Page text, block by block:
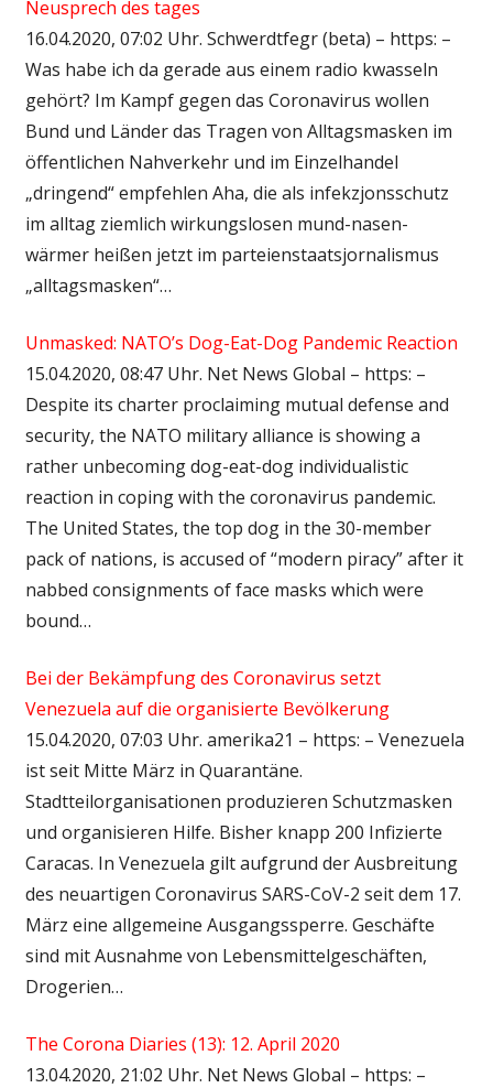
Neusprech des tages
16.04.2020, 07:02 Uhr. Schwerdtfegr (beta) – https: –
Was habe ich da gerade aus einem radio kwasseln
gehört? Im Kampf gegen das Coronavirus wollen
Bund und Länder das Tragen von Alltagsmasken im
öffentlichen Nahverkehr und im Einzelhandel
„dringend“ empfehlen Aha, die als infekzjonsschutz
im alltag ziemlich wirkungslosen mund-nasen-
wärmer heißen jetzt im parteienstaatsjornalismus
„alltagsmasken“…
Unmasked: NATO’s Dog-Eat-Dog Pandemic Reaction
15.04.2020, 08:47 Uhr. Net News Global – https: –
Despite its charter proclaiming mutual defense and
security, the NATO military alliance is showing a
rather unbecoming dog-eat-dog individualistic
reaction in coping with the coronavirus pandemic.
The United States, the top dog in the 30-member
pack of nations, is accused of “modern piracy” after it
nabbed consignments of face masks which were
bound…
Bei der Bekämpfung des Coronavirus setzt
Venezuela auf die organisierte Bevölkerung
15.04.2020, 07:03 Uhr. amerika21 – https: – Venezuela
ist seit Mitte März in Quarantäne.
Stadtteilorganisationen produzieren Schutzmasken
und organisieren Hilfe. Bisher knapp 200 Infizierte
Caracas. In Venezuela gilt aufgrund der Ausbreitung
des neuartigen Coronavirus SARS-CoV-2 seit dem 17.
März eine allgemeine Ausgangssperre. Geschäfte
sind mit Ausnahme von Lebensmittelgeschäften,
Drogerien…
The Corona Diaries (13): 12. April 2020
13.04.2020, 21:02 Uhr. Net News Global – https: –